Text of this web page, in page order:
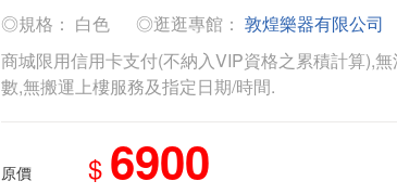
◎規格： 白色 ◎逛逛專館： 敦煌樂器有限公司
商城限用信用卡支付(不納入VIP資格之累積計算),
數,無搬運上樓服務及指定日期/時間.
原價 $ 6900